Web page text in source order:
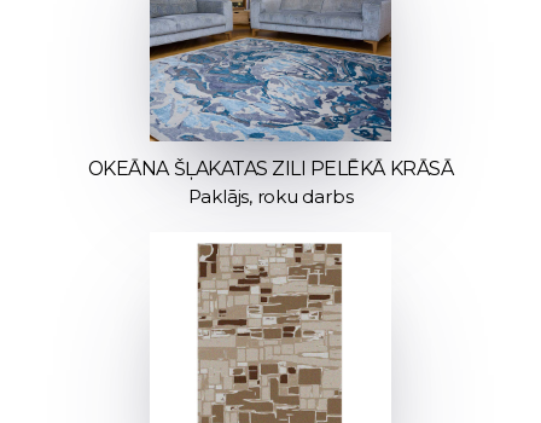
OKEĀNA ŠĻAKATAS ZILI PELĒKĀ KRĀSĀ
Paklājs, roku darbs